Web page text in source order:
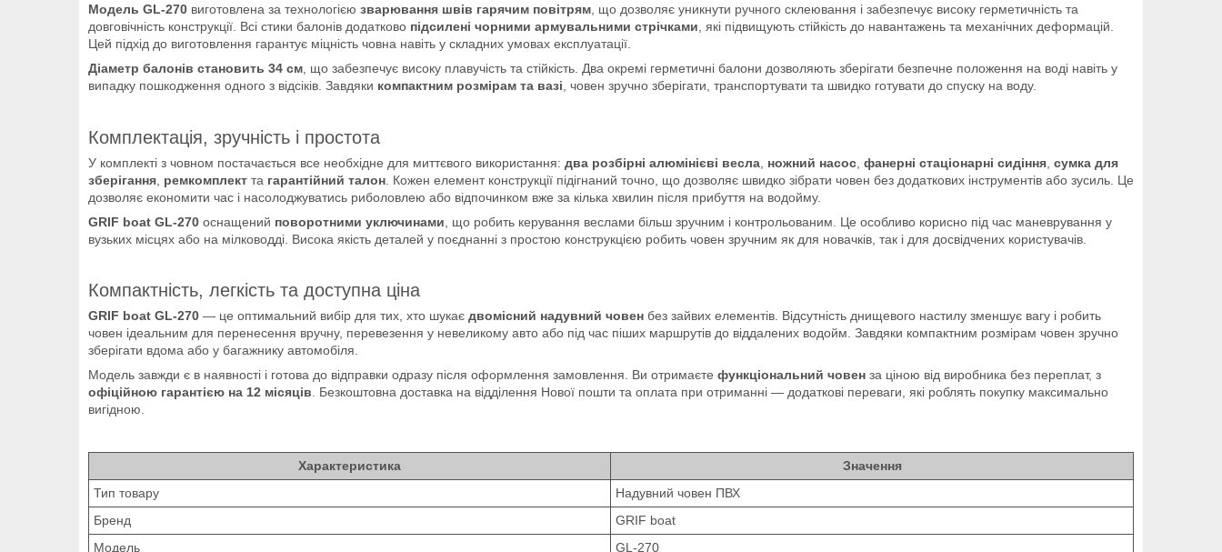
Модель GL-270 виготовлена за технологією зварювання швів гарячим повітрям , що дозволяє уникнути ручного склеювання і забезпечує високу герметичність та
довговічність конструкції. Всі стики балонів додатково підсилені чорними армувальними стрічками , які підвищують стійкість до навантажень та механічних деформацій.
Цей підхід до виготовлення гарантує міцність човна навіть у складних умовах експлуатації.
Діаметр балонів становить 34 см , що забезпечує високу плавучість та стійкість. Два окремі герметичні балони дозволяють зберігати безпечне положення на воді навіть у
випадку пошкодження одного з відсіків. Завдяки компактним розмірам та вазі , човен зручно зберігати, транспортувати та швидко готувати до спуску на воду.
Комплектація, зручність і простота
У комплекті з човном постачається все необхідне для миттєвого використання: два розбірні алюмінієві весла ножний насос фанерні стаціонарні сидіння сумка для
зберігання ремкомплект та гарантійний талон . Кожен елемент конструкції підігнаний точно, що дозволяє швидко зібрати човен без додаткових інструментів або зусиль. Це
дозволяє економити час і насолоджуватись риболовлею або відпочинком вже за кілька хвилин після прибуття на водойму.
GRIF boat GL-270 оснащений поворотними уключинами , що робить керування веслами більш зручним і контрольованим. Це особливо корисно під час маневрування у
вузьких місцях або на мілководді. Висока якість деталей у поєднанні з простою конструкцією робить човен зручним як для новачків, так і для досвідчених користувачів.
Компактність, легкість та доступна ціна
GRIF boat GL-270 — це оптимальний вибір для тих, хто шукає двомісний надувний човен без зайвих елементів. Відсутність днищевого настилу зменшує вагу і робить
човен ідеальним для перенесення вручну, перевезення у невеликому авто або під час піших маршрутів до віддалених водойм. Завдяки компактним розмірам човен зручно
зберігати вдома або у багажнику автомобіля.
Модель завжди є в наявності і готова до відправки одразу після оформлення замовлення. Ви отримаєте функціональний човен за ціною від виробника без переплат, з
офіційною гарантією на 12 місяців. Безкоштовна доставка на відділення Нової пошти та оплата при отриманні — додаткові переваги, які роблять покупку максимально
вигідною.
Характеристика
Значення
Тип товару
Надувний човен ПВХ
Бренд
GRIF boat
Модель
GL-270